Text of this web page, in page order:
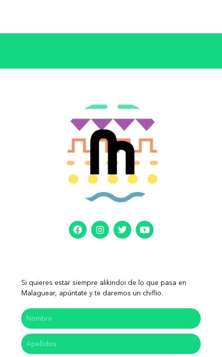
Si quieres estar siempre alikindoi de lo que pasa en
Malaguear, apúntate y te daremos un chiflio.